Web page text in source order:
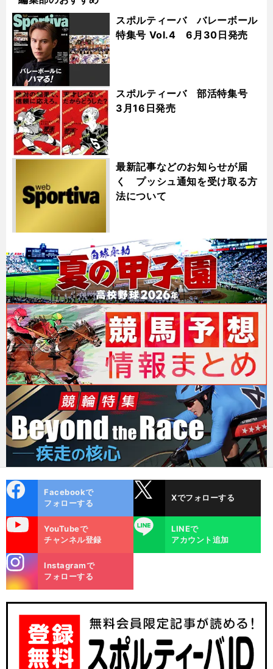
スポルティーバ バレーボール
特集号 Vol.4 6月30日発売
スポルティーバ 部活特集号
3月16日発売
最新記事などのお知らせが届
く プッシュ通知を受け取る方
法について
ok
Facebookで
フォローする
Xでフォローする
YouTubeで
チャンネル登録
LINE
LINEで
アカウント追加
m
Instagramで
フォローする